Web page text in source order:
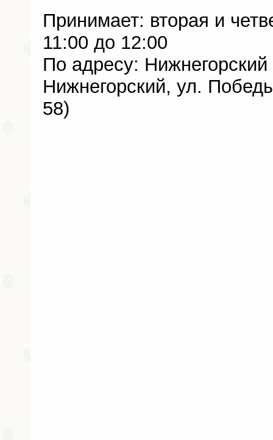
Принимает: вторая и
11:00 до 12:00
По адресу: Нижнегорский
Нижнегорский, ул.
58)